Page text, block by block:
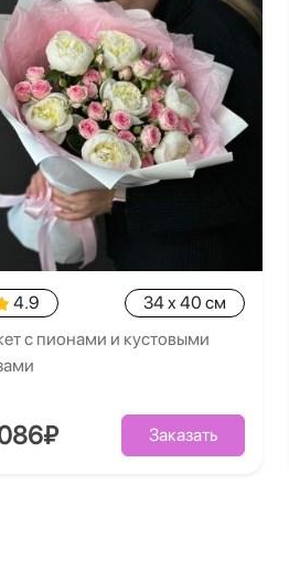
4.9
34 x 40 см
с пионами и кустовыми
Заказать